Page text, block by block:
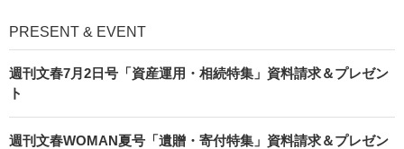
PRESENT & EVENT
週刊文春7月2日号「資産運用・相続特集」資料請求＆プレゼン
ト
週刊文春WOMAN夏号「遺贈・寄付特集」資料請求＆プレゼン